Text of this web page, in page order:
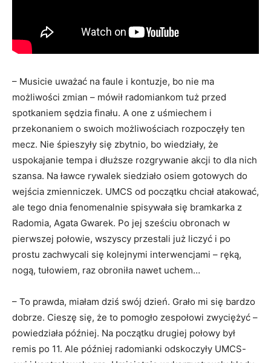
– Musicie uważać na faule i kontuzje, bo nie ma
możliwości zmian – mówił radomiankom tuż przed
spotkaniem sędzia finału. A one z uśmiechem i
przekonaniem o swoich możliwościach rozpoczęły ten
mecz. Nie śpieszyły się zbytnio, bo wiedziały, że
uspokajanie tempa i dłuższe rozgrywanie akcji to dla nich
szansa. Na ławce rywalek siedziało osiem gotowych do
wejścia zmienniczek. UMCS od początku chciał atakować,
ale tego dnia fenomenalnie spisywała się bramkarka z
Radomia, Agata Gwarek. Po jej sześciu obronach w
pierwszej połowie, wszyscy przestali już liczyć i po
prostu zachwycali się kolejnymi interwencjami – ręką,
nogą, tułowiem, raz obroniła nawet uchem…
– To prawda, miałam dziś swój dzień. Grało mi się bardzo
dobrze. Cieszę się, że to pomogło zespołowi zwyciężyć –
powiedziała później. Na początku drugiej połowy był
remis po 11. Ale później radomianki odskoczyły UMCS-